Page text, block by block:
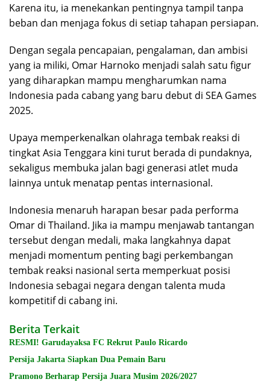
Karena itu, ia menekankan pentingnya tampil tanpa
beban dan menjaga fokus di setiap tahapan persiapan.
Dengan segala pencapaian, pengalaman, dan ambisi
yang ia miliki, Omar Harnoko menjadi salah satu figur
yang diharapkan mampu mengharumkan nama
Indonesia pada cabang yang baru debut di SEA Games
2025.
Upaya memperkenalkan olahraga tembak reaksi di
tingkat Asia Tenggara kini turut berada di pundaknya,
sekaligus membuka jalan bagi generasi atlet muda
lainnya untuk menatap pentas internasional.
Indonesia menaruh harapan besar pada performa
Omar di Thailand. Jika ia mampu menjawab tantangan
tersebut dengan medali, maka langkahnya dapat
menjadi momentum penting bagi perkembangan
tembak reaksi nasional serta memperkuat posisi
Indonesia sebagai negara dengan talenta muda
kompetitif di cabang ini.
Berita Terkait
RESMI! Garudayaksa FC Rekrut Paulo Ricardo
Persija Jakarta Siapkan Dua Pemain Baru
Pramono Berharap Persija Juara Musim 2026/2027